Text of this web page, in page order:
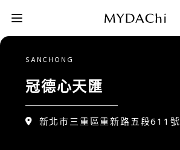
如何買房
SANCHONG
冠德心天匯
新北市三重區重新路五段611號